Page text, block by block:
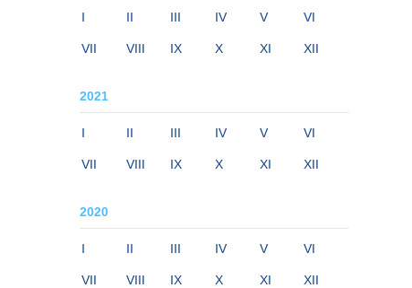
I II III IV V VI
VII VIII IX X XI XII
2021
I II III IV V VI
VII VIII IX X XI XII
2020
I II III IV V VI
VII VIII IX X XI XII